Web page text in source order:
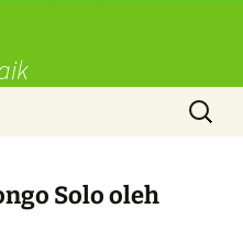
Search
for:
Solo oleh